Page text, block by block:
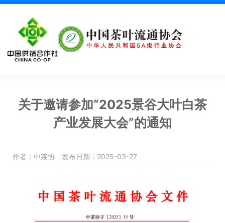
关于邀请参加“2025景谷大叶白茶
产业发展大会”的通知
作者：中茶协 发布日期：2025-03-27